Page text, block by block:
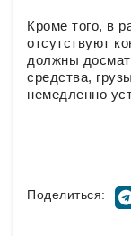
Кроме того, в
отсутствуют
должны
средства,
немедленно
Поделиться: